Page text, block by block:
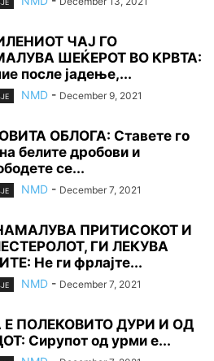
ЧАЈ ГО
ШЕЌЕРОТ ВО КРВТА:
после јадење,...
NMD - December 9, 2021
ОБЛОГА: Ставете го
белите дробови и
се...
NMD - December 7, 2021
ПРИТИСОКОТ И
ГИ ЛЕКУВА
Не ги фрлајте...
NMD - December 7, 2021
Е ПОЛЕКОВИТО ДУРИ И ОД
Сирупот од урми е...